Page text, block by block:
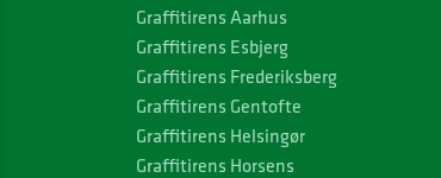
Graffitirens Aarhus
Graffitirens Esbjerg
Graffitirens Frederiksberg
Graffitirens Gentofte
Graffitirens Helsingør
Graffitirens Horsens